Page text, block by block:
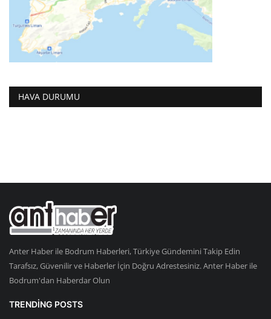
HAVA DURUMU
Anter Haber ile Bodrum Haberleri, Türkiye Gündemini Takip Edin
Tarafsız, Güvenilir ve Haberler İçin Doğru Adrestesiniz. Anter Haber ile
Bodrum'dan Haberdar Olun
TRENDING POSTS